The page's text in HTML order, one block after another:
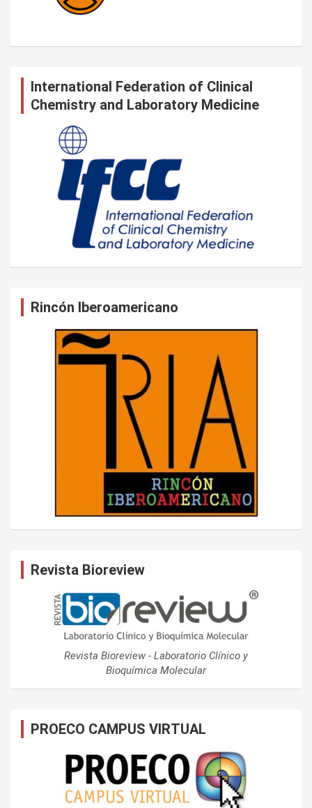
International Federation of Clinical
Chemistry and Laboratory Medicine
Rincón Iberoamericano
Revista Bioreview
Revista Bioreview - Laboratorio Clínico y
Bioquímica Molecular
PROECO CAMPUS VIRTUAL